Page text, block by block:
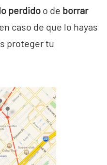
perdido o de borrar
caso de que lo hayas
proteger tu